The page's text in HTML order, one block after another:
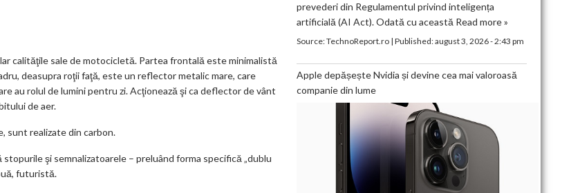
calităţile sale de motocicletă. Partea frontală este minimalistă
deasupra roţii faţă, este un reflector metalic mare, care
au rolul de lumini pentru zi. Acţionează şi ca deflector de vânt
de aer.
sunt realizate din carbon.
şi semnalizatoarele – preluând forma specifică „dublu
futuristă.
prevederi din Regulamentul privind inteligența
artificială (AI Act). Odată cu această Read more »
Source:TechnoReport.ro| Published:august 3, 2026 - 2:43 pm
Apple depășește Nvidia și devine cea mai valoroasă
companie din lume